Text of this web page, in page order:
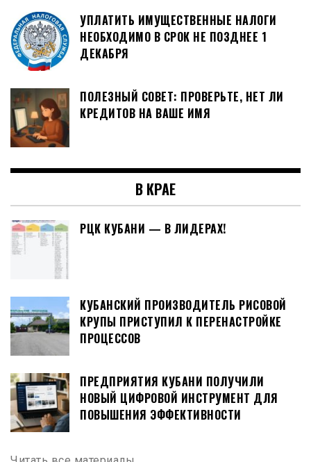
УПЛАТИТЬ ИМУЩЕСТВЕННЫЕ НАЛОГИ
НЕОБХОДИМО В СРОК НЕ ПОЗДНЕЕ 1
ДЕКАБРЯ
ПОЛЕЗНЫЙ СОВЕТ: ПРОВЕРЬТЕ, НЕТ ЛИ
КРЕДИТОВ НА ВАШЕ ИМЯ
В КРАЕ
РЦК КУБАНИ — В ЛИДЕРАХ!
КУБАНСКИЙ ПРОИЗВОДИТЕЛЬ РИСОВОЙ
КРУПЫ ПРИСТУПИЛ К ПЕРЕНАСТРОЙКЕ
ПРОЦЕССОВ
ПРЕДПРИЯТИЯ КУБАНИ ПОЛУЧИЛИ
НОВЫЙ ЦИФРОВОЙ ИНСТРУМЕНТ ДЛЯ
ПОВЫШЕНИЯ ЭФФЕКТИВНОСТИ